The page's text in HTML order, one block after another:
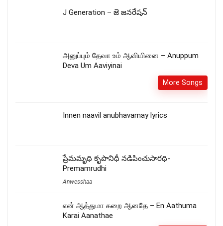
J Generation – జె జనరేషన్
அனுப்பும் தேவா உம் ஆவியினை – Anuppum
Deva Um Aaviyinai
More Songs
Innen naavil anubhavamay lyrics
ప్రేమమృధి కృపానిధీ నడిపించుసారధి-
Premamrudhi
Anwesshaa
என் ஆத்துமா கறை ஆனதே – En Aathuma
Karai Aanathae